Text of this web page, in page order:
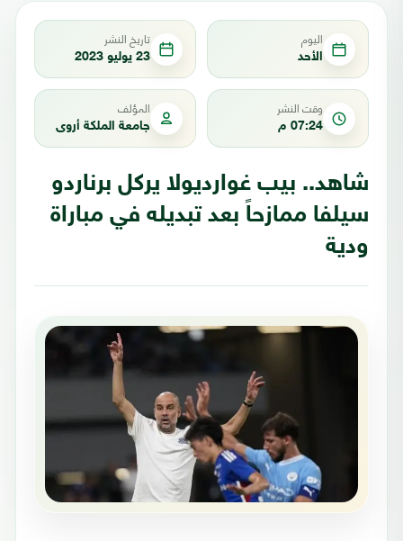
اليوم
الأحد
تاريخ النشر
23 يوليو 2023
وقت النشر
07:24 م
المؤلف
جامعة الملكة أروى
شاهد.. بيب غوارديولا يركل برناردو
سيلفا ممازحاً بعد تبديله في مباراة
ودية